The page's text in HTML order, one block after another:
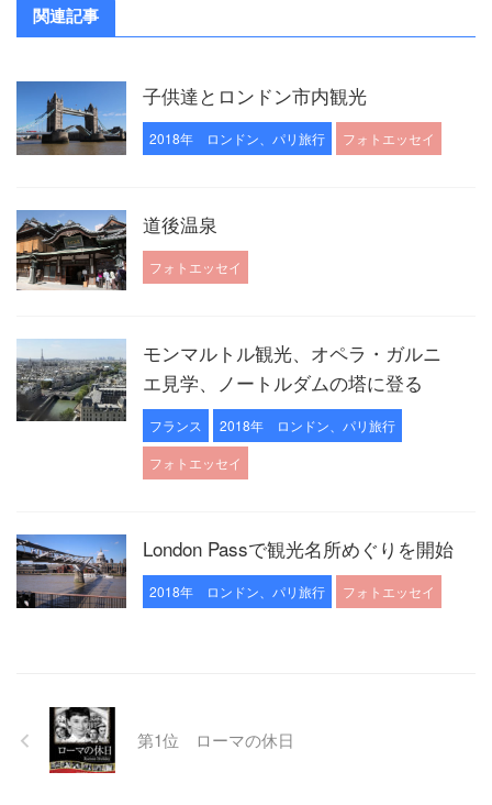
関連記事
子供達とロンドン市内観光
2018年 ロンドン、パリ旅行 フォトエッセイ
道後温泉
フォトエッセイ
モンマルトル観光、オペラ・ガルニ
エ見学、ノートルダムの塔に登る
フランス
2018年 ロンドン、パリ旅行
フォトエッセイ
London Passで観光名所めぐりを開始
2018年 ロンドン、パリ旅行 フォトエッセイ
第1位 ローマの休日